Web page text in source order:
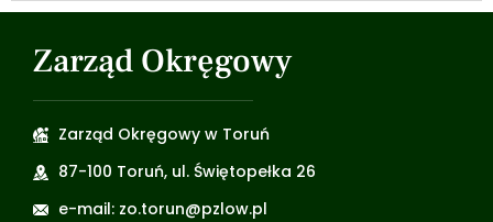
Zarząd Okręgowy
Zarząd Okręgowy w Toruń
87-100 Toruń, ul. Świętopełka 26
e-mail: zo.torun@pzlow.pl